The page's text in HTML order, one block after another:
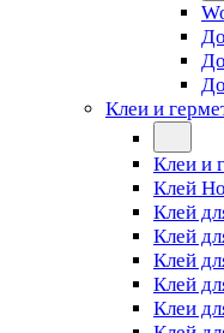
Клеи и
Клеи и
Клей
Клей
Клей
Клей
Клей
Клеи